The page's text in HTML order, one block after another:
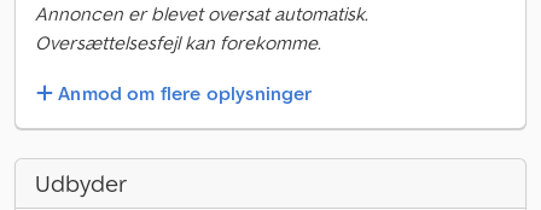
Annoncen er blevet oversat automatisk.
Oversættelsesfejl kan forekomme.
Anmod om flere oplysninger
Udbyder